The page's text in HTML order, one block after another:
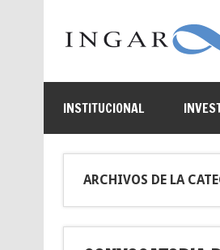
INSTITUCIONAL
ARCHIVOS DE LA